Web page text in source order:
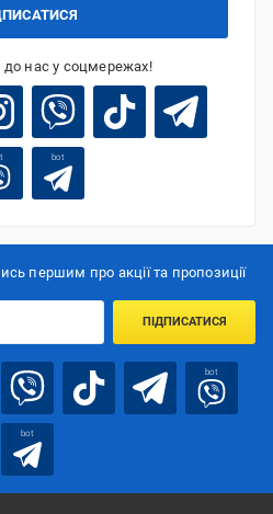
до нас у соцмережах!
bot
першим про акції та пропозиції
ПІДПИСАТИСЯ
bot
bot